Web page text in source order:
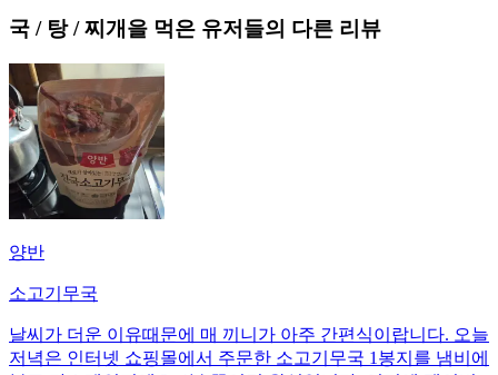
국 / 탕 / 찌개 을 먹은 유저들의 다른 리뷰
양반
소고기무국
날씨가 더운 이유때문에 매 끼니가 아주 간편식이랍니다. 오늘
저녁은 인터넷 쇼핑몰에서 주문한 소고기무국 1봉지를 냄비에